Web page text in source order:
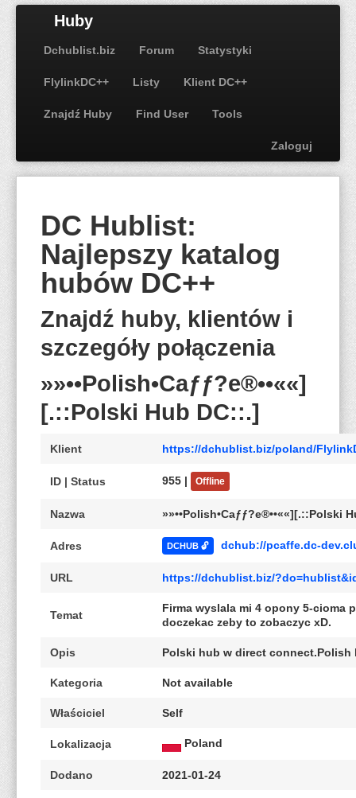
Huby
Dchublist.biz Forum Statystyki
FlylinkDC++ Listy Klient DC++
Znajdź Huby Find User Tools
Zaloguj
DC Hublist:
Najlepszy katalog
hubów DC++
Znajdź huby, klientów i
szczegóły połączenia
»»••Polish•Caƒƒ?e®••««]
[.::Polski Hub DC::.]
Klient https://dchublist.biz/poland/
ID | Status 955 | Offline
Nazwa »»••Polish•Caƒƒ?e®••««][.::Polski
Adres DCHUB 🔓 dchub://pcaffe.dc-
URL https://dchublist.biz/
Temat
Firma wyslala mi 4 opony 5-cioma
doczekac zeby to zobaczyc xD.
Opis Polski hub w direct connect.Polish
Kategoria Not available
Właściciel Self
Lokalizacja Poland
Dodano 2021-01-24